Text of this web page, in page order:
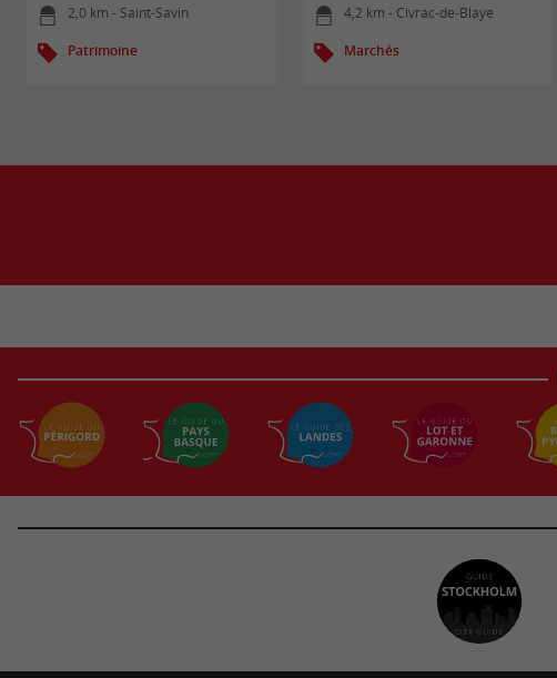
2,0 km - Saint-Savin
Patrimoine
4,2 km - Civrac-de-Blaye
Marchés